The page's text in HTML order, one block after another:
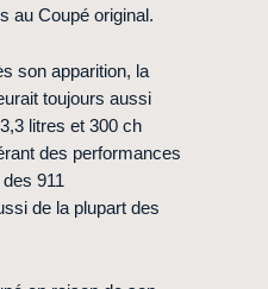
au Coupé original.
son apparition, la
toujours aussi
litres et 300 ch
des performances
911
de la plupart des